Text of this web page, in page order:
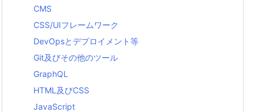
CMS
CSS/UIフレームワーク
DevOpsとデプロイメント等
Git及びその他のツール
GraphQL
HTML及びCSS
JavaScript